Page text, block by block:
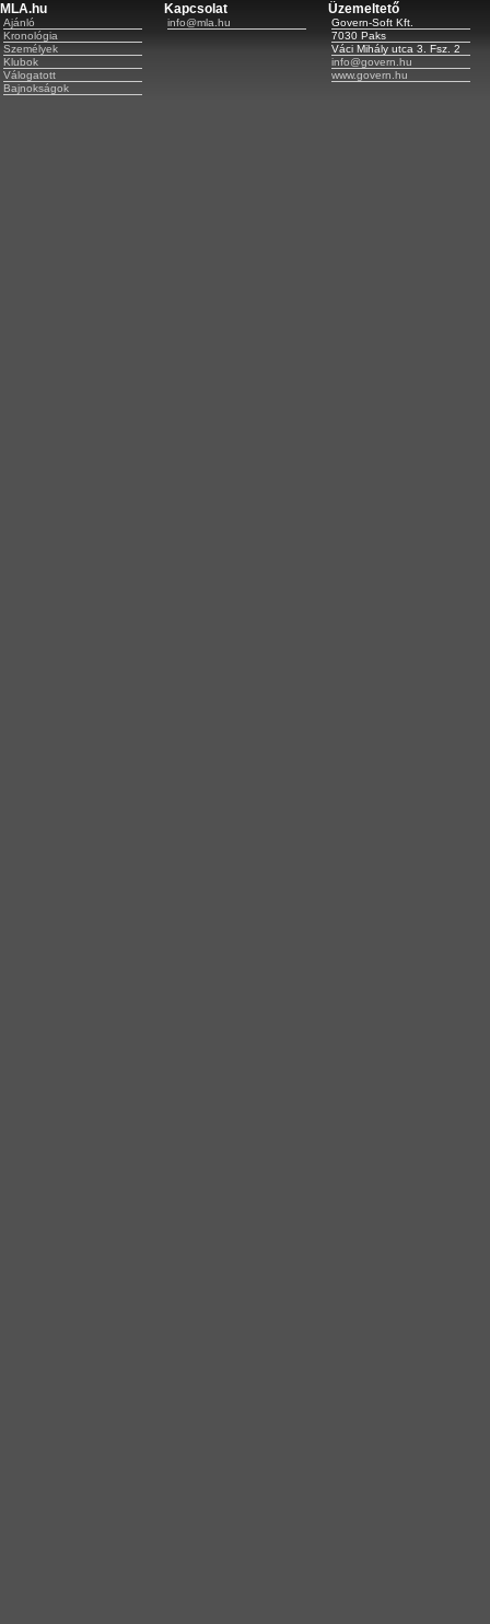
MLA.hu
Ajánló
Kronológia
Személyek
Klubok
Válogatott
Bajnokságok
Kapcsolat
info@mla.hu
Üzemeltető
Govern-Soft Kft.
7030 Paks
Váci Mihály utca 3. Fsz. 2
info@govern.hu
www.govern.hu